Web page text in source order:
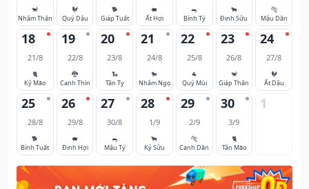
🐒
Nhâm Thân
🐓
Quý Dậu
🐕
Giáp Tuất
🐖
Ất Hợi
🐀
Bính Tý
🐂
Đinh Sửu
🐅
Mậu Dần
18
21/8
🐈
Kỷ Mão
19
22/8
🐉
Canh Thìn
20
23/8
🐍
Tân Tỵ
21
24/8
🐎
Nhâm Ngọ
22
25/8
🐐
Quý Mùi
23
26/8
🐒
Giáp Thân
24
27/8
🐓
Ất Dậu
25
28/8
🐕
Bính Tuất
26
29/8
🐖
Đinh Hợi
27
30/8
🐀
Mậu Tý
28
1/9
🐂
Kỷ Sửu
29
2/9
🐅
Canh Dần
30
3/9
🐈
Tân Mão
1